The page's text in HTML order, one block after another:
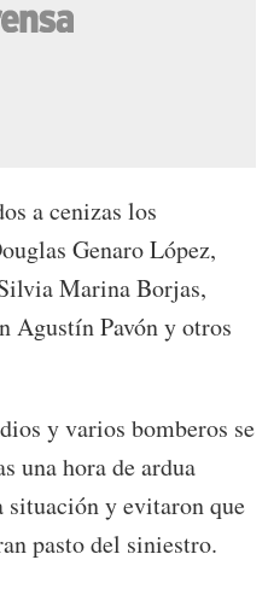
a cenizas los
Genaro López,
Marina Borjas,
Agustín Pavón y otros
y varios bomberos se
una hora de ardua
y evitaron que
pasto del siniestro.